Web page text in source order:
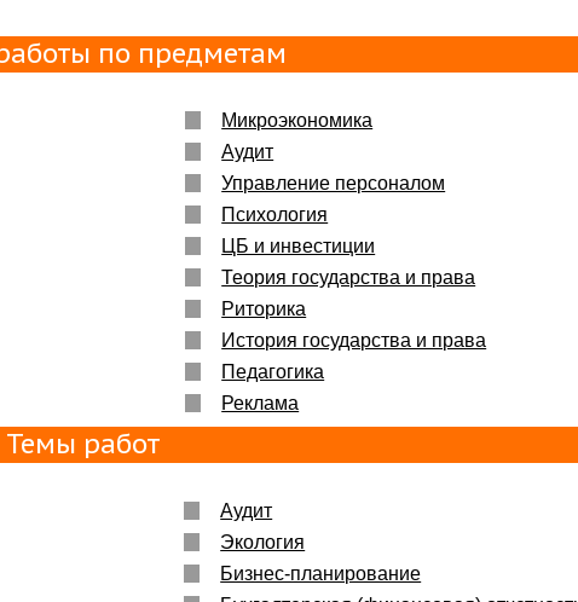
по предметам
Микроэкономика
Аудит
Управление персоналом
Психология
ЦБ и инвестиции
Теория государства и права
Риторика
История государства и права
Педагогика
Реклама
Темы работ
Аудит
Экология
Бизнес-планирование